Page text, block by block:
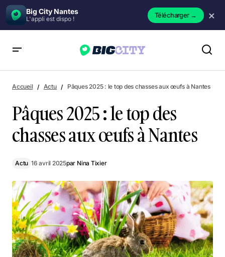
Big City Nantes
L'appli est dispo ! Télécharger→ ×
Accueil Actu Pâques 2025 : le top des chasses aux œufs à Nantes
Pâques 2025 : le top des
chasses aux œufs à Nantes
Actu 16 avril 2025par Nina Tixier